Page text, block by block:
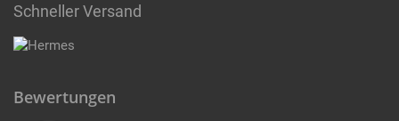
Schneller Versand
Bewertungen